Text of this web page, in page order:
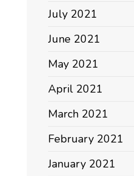
July 2021
June 2021
May 2021
April 2021
March 2021
February 2021
January 2021